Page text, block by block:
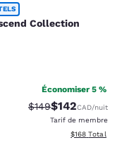
Collection
Économiser 5 %
Tarif barré :
$149Tarif réduit :
$142CAD/nuit
Tarif de membre
Afficher les
$168 Total